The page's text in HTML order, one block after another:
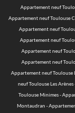
Appartement neuf
Appartement neuf Toulouse
Appartement neuf
Appartement neuf
Appartement neuf
Appartement neuf
Appartement neuf Toulouse
neuf Toulouse Les Arènes
Toulouse Minimes-
Montaudran -